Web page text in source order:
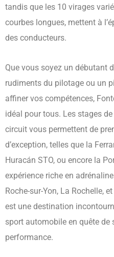
tandis que les 10 virages
courbes longues, mettent à
des conducteurs.
Que vous soyez un débutant
rudiments du pilotage ou un
affiner vos compétences,
idéal pour tous. Les stages
circuit vous permettent de
d’exception, telles que la
Huracán STO, ou encore la
expérience riche en
Roche-sur-Yon, La Rochelle,
est une destination
sport automobile en quête de
performance.